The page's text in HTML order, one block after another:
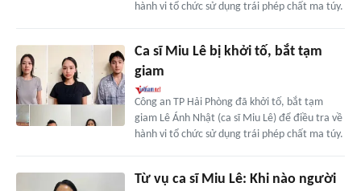
hành vi tổ chức sử dụng trái phép chất ma túy.
Ca sĩ Miu Lê bị khởi tố, bắt tạm
giam
Công an TP Hải Phòng đã khởi tố, bắt tạm
giam Lê Ánh Nhật (ca sĩ Miu Lê) để điều tra về
hành vi tổ chức sử dụng trái phép chất ma túy.
Từ vụ ca sĩ Miu Lê: Khi nào người